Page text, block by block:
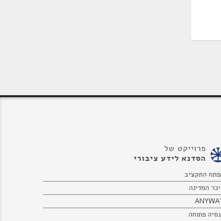
פרוייקט של
הסדנא לידע ציבורי
התקציב
המדינה
פתוחה